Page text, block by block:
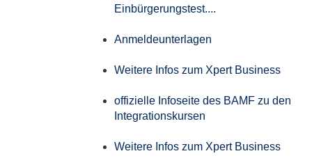
Einbürgerungstest....
Anmeldeunterlagen
Weitere Infos zum Xpert Business
offizielle Infoseite des BAMF zu den
Integrationskursen
Weitere Infos zum Xpert Business